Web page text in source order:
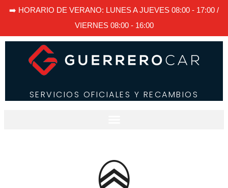
➡️ HORARIO DE VERANO: LUNES A JUEVES 08:00 - 17:00 /
VIERNES 08:00 - 16:00
SERVICIOS OFICIALES Y RECAMBIOS